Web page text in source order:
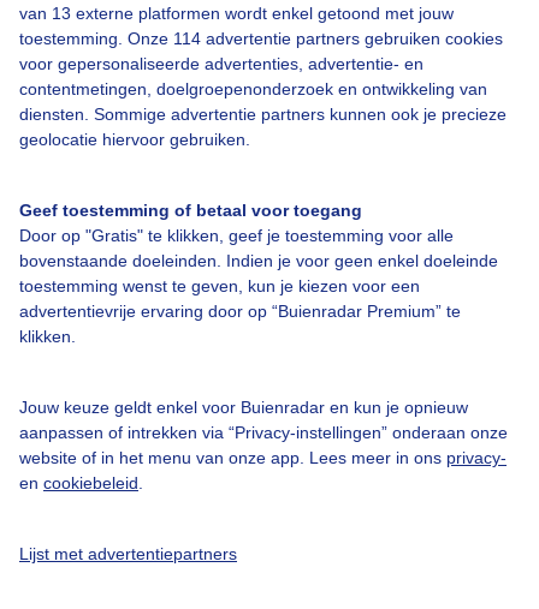
van 13 externe platformen wordt enkel getoond met jouw
toestemming. Onze 114 advertentie partners gebruiken cookies
voor gepersonaliseerde advertenties, advertentie- en
contentmetingen, doelgroepenonderzoek en ontwikkeling van
diensten. Sommige advertentie partners kunnen ook je precieze
geolocatie hiervoor gebruiken.
Geef toestemming of betaal voor toegang
Door op "Gratis" te klikken, geef je toestemming voor alle
bovenstaande doeleinden. Indien je voor geen enkel doeleinde
toestemming wenst te geven, kun je kiezen voor een
advertentievrije ervaring door op “Buienradar Premium” te
klikken.
Jouw keuze geldt enkel voor Buienradar en kun je opnieuw
aanpassen of intrekken via “Privacy-instellingen” onderaan onze
website of in het menu van onze app. Lees meer in ons privacy-
en cookiebeleid
Lijst met advertentiepartners
Over Buienradar
Bedrijfsgegevens
Contact
Toegankelijkheid
Gebruikersvoorwaarden
Adverteren
Privacy beleid
Cookie beleid